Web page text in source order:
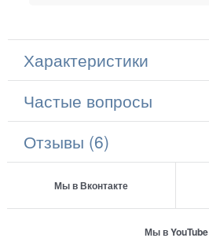
Характеристики
Частые вопросы
Отзывы (6)
Мы в Вконтакте
Мы в YouTube